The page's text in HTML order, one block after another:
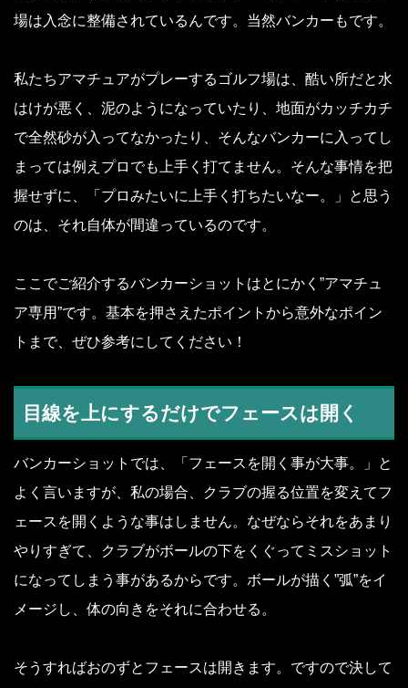
場は入念に整備されているんです。当然バンカーもです。
私たちアマチュアがプレーするゴルフ場は、酷い所だと水
はけが悪く、泥のようになっていたり、地面がカッチカチ
で全然砂が入ってなかったり、そんなバンカーに入ってし
まっては例えプロでも上手く打てません。そんな事情を把
握せずに、「プロみたいに上手く打ちたいなー。」と思う
のは、それ自体が間違っているのです。
ここでご紹介するバンカーショットはとにかく”アマチュ
ア専用”です。基本を押さえたポイントから意外なポイン
トまで、ぜひ参考にしてください！
目線を上にするだけでフェースは開く
バンカーショットでは、「フェースを開く事が大事。」と
よく言いますが、私の場合、クラブの握る位置を変えてフ
ェースを開くような事はしません。なぜならそれをあまり
やりすぎて、クラブがボールの下をくぐってミスショット
になってしまう事があるからです。ボールが描く”弧”をイ
メージし、体の向きをそれに合わせる。
そうすればおのずとフェースは開きます。ですので決して